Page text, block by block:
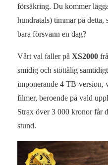
försäkring. Du kommer
hundratals) timmar på
bara försvann en dag?
Vårt val faller på XS2000
smidig och stöttålig
imponerande 4 TB-version,
filmer, beroende på vald
Strax över 3 000 kronor får
stund.